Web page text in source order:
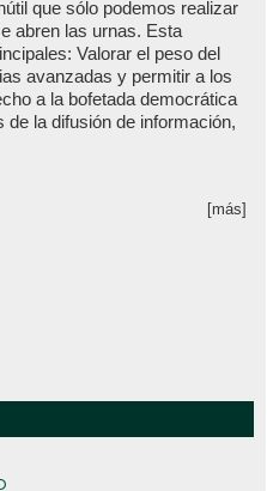
que sólo podemos realizar
abren las urnas. Esta
Valorar el peso del
avanzadas y permitir a los
a la bofetada democrática
la difusión de información,
[más]